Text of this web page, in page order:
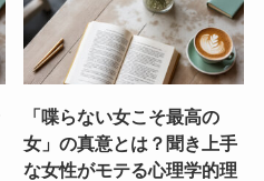
「喋らない女こそ最高の
女」の真意とは？聞き上手
な女性がモテる心理学的理